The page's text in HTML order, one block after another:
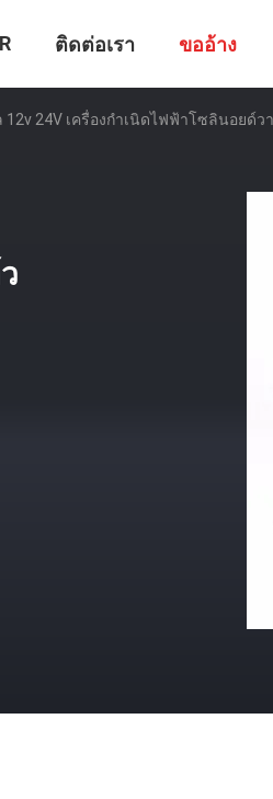
ติดต่อเรา ขออ้าง
24V เครื่องกำเนิดไฟฟ้าโซลินอยด์ว